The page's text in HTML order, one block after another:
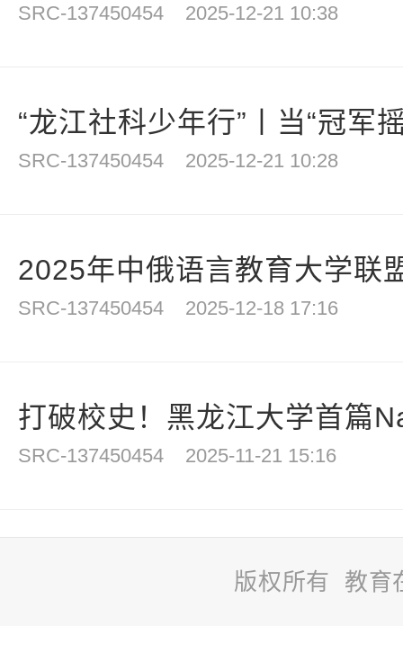
SRC-137450454 2025-12-21 10:38
“龙江社科少年行”丨当“冠军
SRC-137450454 2025-12-21 10:28
2025年中俄语言教育大学联
SRC-137450454 2025-12-18 17:16
打破校史！黑龙江大学首篇
SRC-137450454 2025-11-21 15:16
版权所有 教育